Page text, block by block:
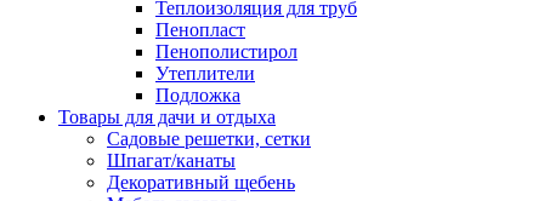
Теплоизоляция для труб
Пенопласт
Пенополистирол
Утеплители
Подложка
Товары для дачи и отдыха
Садовые решетки, сетки
Шпагат/канаты
Декоративный щебень